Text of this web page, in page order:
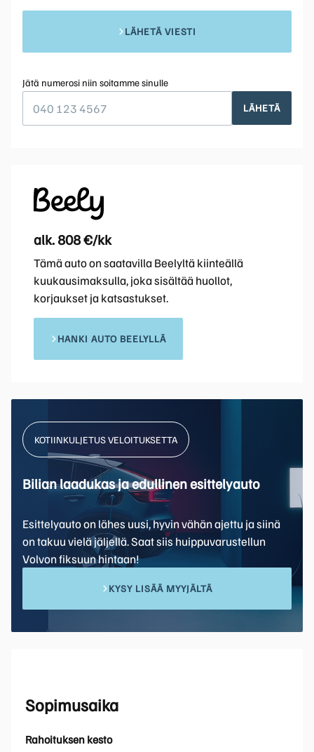
Sopimusaika
Rahoituksen kesto
LÄHETÄ VIESTI
Jätä numerosi niin soitamme sinulle
LÄHETÄ
alk. 808 €/kk
Tämä auto on saatavilla Beelyltä kiinteällä
kuukausimaksulla, joka sisältää huollot,
korjaukset ja katsastukset.
HANKI AUTO BEELYLLÄ
KOTIINKULJETUS VELOITUKSETTA
Bilian laadukas ja edullinen esittelyauto
Esittelyauto on lähes uusi, hyvin vähän ajettu ja siinä
on takuu vielä jäljellä. Saat siis huippuvarustellun
Volvon fiksuun hintaan!
KYSY LISÄÄ MYYJÄLTÄ